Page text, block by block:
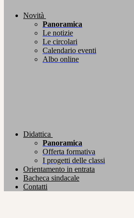
Novità
Panoramica
Le notizie
Le circolari
Calendario eventi
Albo online
Didattica
Panoramica
Offerta formativa
I progetti delle classi
Orientamento in entrata
Bacheca sindacale
Contatti